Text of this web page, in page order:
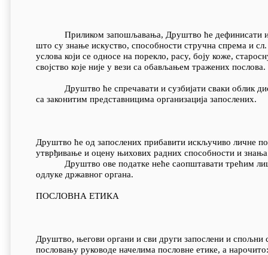
Приликом запошљавања, Друштво ће дефинисати
што су знање искуство, способности стручна спрема и
услова који се односе на порекло, расу, боју коже,
својство које није у вези са обављањем тражених послова.
Друштво ће спречавати и сузбијати сваки облик
са законитим представницима организација запослених.
Друштво ће од запослених прибавити искључиво личне
утврђивање и оцену њихових радних способности и
Друштво ове податке неће саопштавати трећим
одлуке државног органа.
ПОСЛОВНА ЕТИКА
Друштво, његови органи и сви други запослени и спољни
пословању руководе начелима пословне етике, а нарочито: